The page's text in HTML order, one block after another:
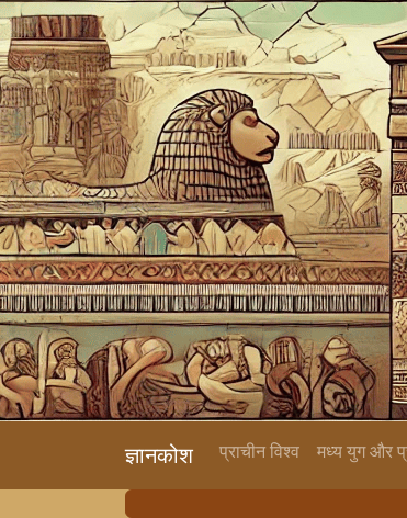
ज्ञानकोश प्राचीन विश्व मध्य युग और